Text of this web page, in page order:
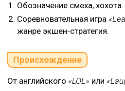
Обозначение смеха, хохота.
Соревновательная игра
жанре экшен-стратегия.
Происхождение
От английского «LOL» или